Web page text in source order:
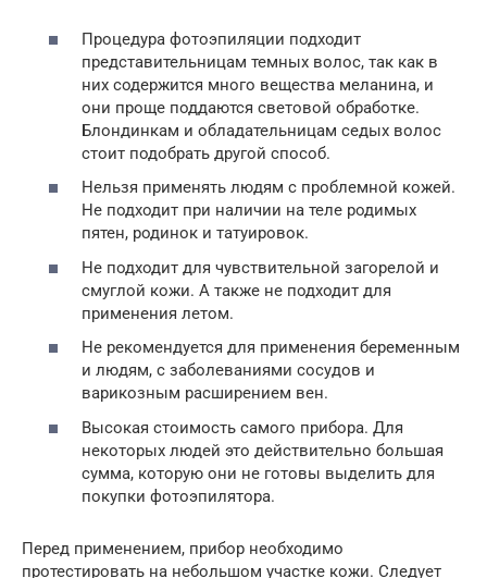
Процедура фотоэпиляции подходит
представительницам темных волос, так как в
них содержится много вещества меланина, и
они проще поддаются световой обработке.
Блондинкам и обладательницам седых волос
стоит подобрать другой способ.
Нельзя применять людям с проблемной кожей.
Не подходит при наличии на теле родимых
пятен, родинок и татуировок.
Не подходит для чувствительной загорелой и
смуглой кожи. А также не подходит для
применения летом.
Не рекомендуется для применения беременным
и людям, с заболеваниями сосудов и
варикозным расширением вен.
Высокая стоимость самого прибора. Для
некоторых людей это действительно большая
сумма, которую они не готовы выделить для
покупки фотоэпилятора.
Перед применением, прибор необходимо
протестировать на небольшом участке кожи. Следует